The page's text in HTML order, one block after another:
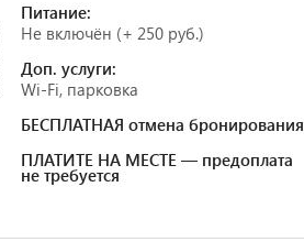
Питание:
Не включён (+ 250 руб.)
Доп. услуги:
Wi-Fi, парковка
БЕСПЛАТНАЯ отмена бронирования
ПЛАТИТЕ НА МЕСТЕ — предоплата
не требуется